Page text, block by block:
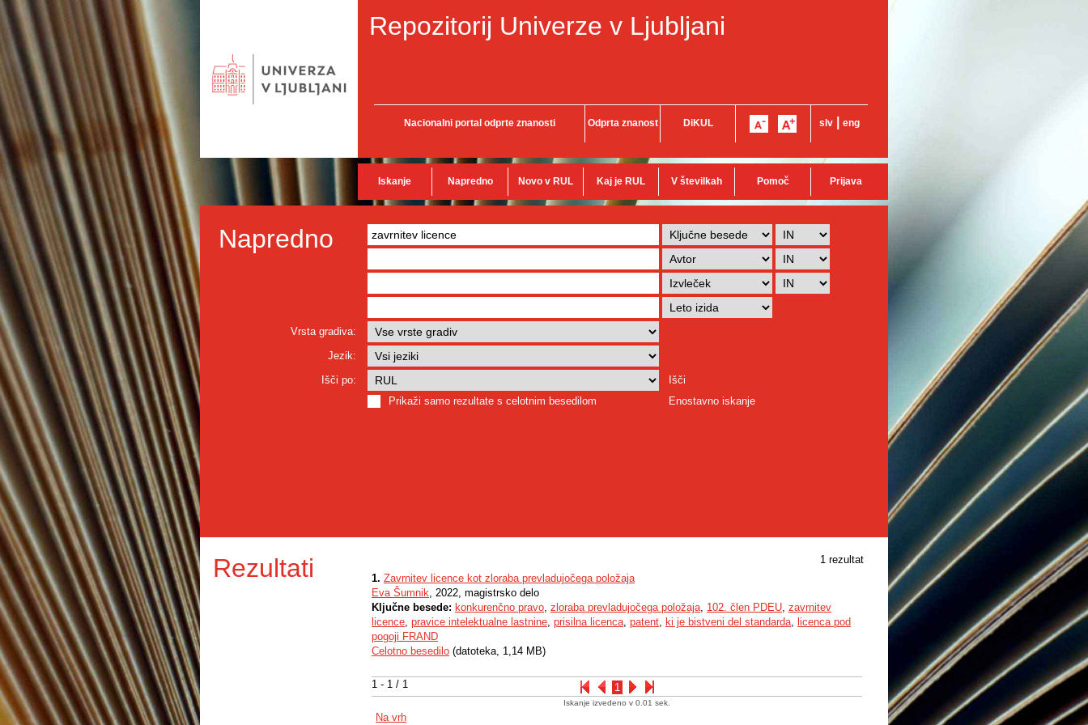
Repozitorij Univerze v Ljubljani
Nacionalni portal odprte znanosti Odprta znanost DiKUL slv eng
Iskanje Napredno Novo v RUL Kaj je RUL V številkah Pomoč Prijava
Napredno
Vrsta gradiva:
Jezik:
Išči po:
Išči
Prikaži samo rezultate s celotnim besedilom
Enostavno iskanje
Rezultati 1 rezultat
1 - 1 / 1 1
1. Zavrnitev licence kot zloraba prevladujočega položaja
Eva Šumnik, 2022, magistrsko delo
Ključne besede: konkurenčno pravo, zloraba prevladujočega položaja, 102. člen PDEU, zavrnitev
licence, pravice intelektualne lastnine, prisilna licenca, patent, ki je bistveni del standarda, licenca pod
pogoji FRAND
Celotno besedilo (datoteka, 1,14 MB)
Iskanje izvedeno v 0.01 sek.
Na vrh